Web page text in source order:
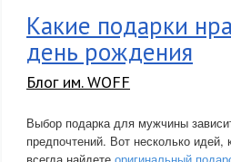
Какие подарки
день рождения
Блог им. WOFF
Выбор подарка для мужчины
предпочтений. Вот несколько